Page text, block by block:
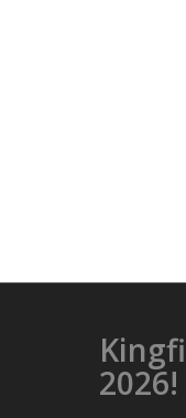
2026!